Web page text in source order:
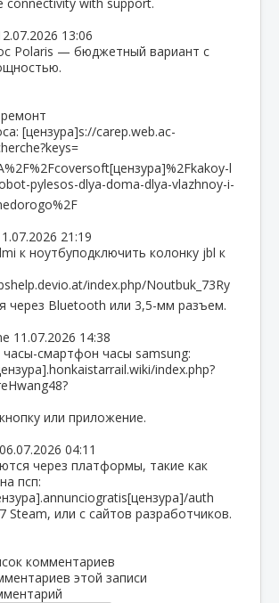
13:06
Polaris — бюджетный вариант с
[цензура]s://carep.web.ac-
ys=
l
pylesos-dlya-doma-dlya-vlazhnoy-i-
21:19
к ноутбуподключить колонку jbl к
index.php/Noutbuk_73Rу
через Bluetooth или 3,5-мм разъем.
11.07.2026 14:38
смартфон часы samsung:
index.php?
или приложение.
06.07.2026 04:11
через платформы, такие как
псп:
auth
Steam, или с сайтов разработчиков.
комментариев
этой записи